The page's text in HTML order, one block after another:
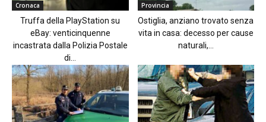
Cronaca
Truffa della PlayStation su
eBay: venticinquenne
incastrata dalla Polizia Postale
di...
Provincia
Ostiglia, anziano trovato senza
vita in casa: decesso per cause
naturali,...